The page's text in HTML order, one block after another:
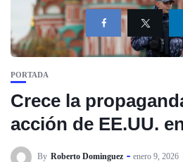
PORTADA
Crece la
acción de EE.UU.
By Roberto Dominguez enero 9, 2026